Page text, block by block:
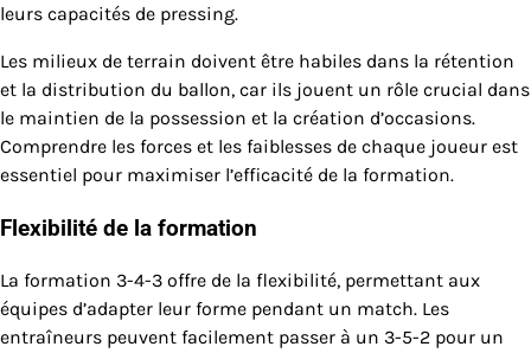
leurs capacités de pressing.
Les milieux de terrain doivent être habiles dans la rétention
et la distribution du ballon, car ils jouent un rôle crucial dans
le maintien de la possession et la création d’occasions.
Comprendre les forces et les faiblesses de chaque joueur est
essentiel pour maximiser l’efficacité de la formation.
Flexibilité de la formation
La formation 3-4-3 offre de la flexibilité, permettant aux
équipes d’adapter leur forme pendant un match. Les
entraîneurs peuvent facilement passer à un 3-5-2 pour un